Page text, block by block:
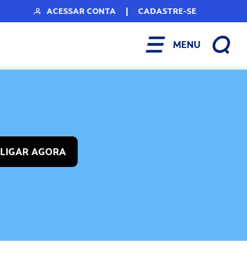
ACESSAR CONTA | CADASTRE-SE
MENU
LIGAR AGORA